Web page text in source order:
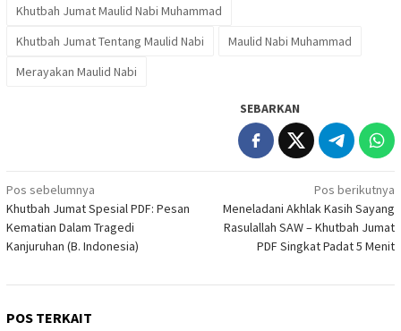
Khutbah Jumat Maulid Nabi Muhammad
Khutbah Jumat Tentang Maulid Nabi
Maulid Nabi Muhammad
Merayakan Maulid Nabi
SEBARKAN
Navigasi
pos
Pos sebelumnya
Khutbah Jumat Spesial PDF: Pesan
Kematian Dalam Tragedi
Kanjuruhan (B. Indonesia)
Pos berikutnya
Meneladani Akhlak Kasih Sayang
Rasulallah SAW – Khutbah Jumat
PDF Singkat Padat 5 Menit
POS TERKAIT